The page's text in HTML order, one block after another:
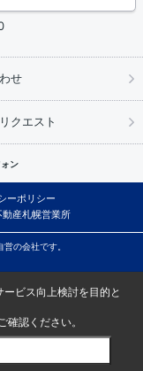
せ
クエスト
ン
ーポリシー
産札幌営業所
の会社です。
ビス向上検討を目的と
確認ください。